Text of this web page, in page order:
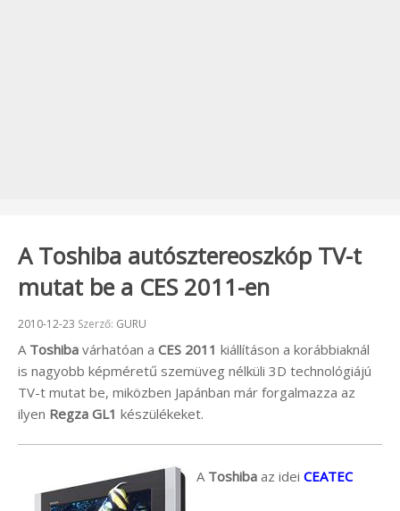
A Toshiba autósztereoszkóp TV-t
mutat be a CES 2011-en
Beküldve:
2010-12-23 Szerző: GURU
A Toshiba várhatóan a CES 2011 kiállításon a korábbiaknál
is nagyobb képméretű szemüveg nélküli 3D technológiájú
TV-t mutat be, miközben Japánban már forgalmazza az
ilyen Regza GL1 készülékeket.
A Toshiba az idei CEATEC